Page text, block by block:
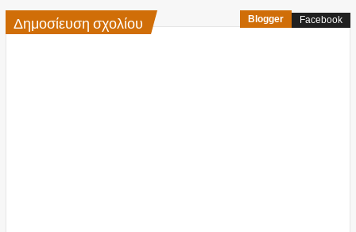
Δημοσίευση σχολίου Blogger Facebook